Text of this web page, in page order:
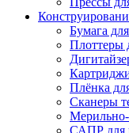
Бумага
Плоттеры
Плёнка
Сканеры
САПР для